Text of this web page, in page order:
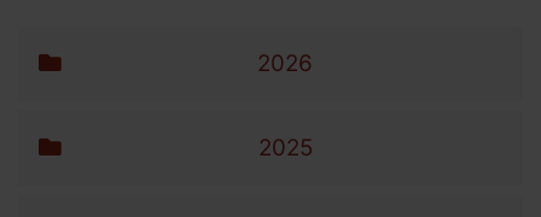
2026
2025